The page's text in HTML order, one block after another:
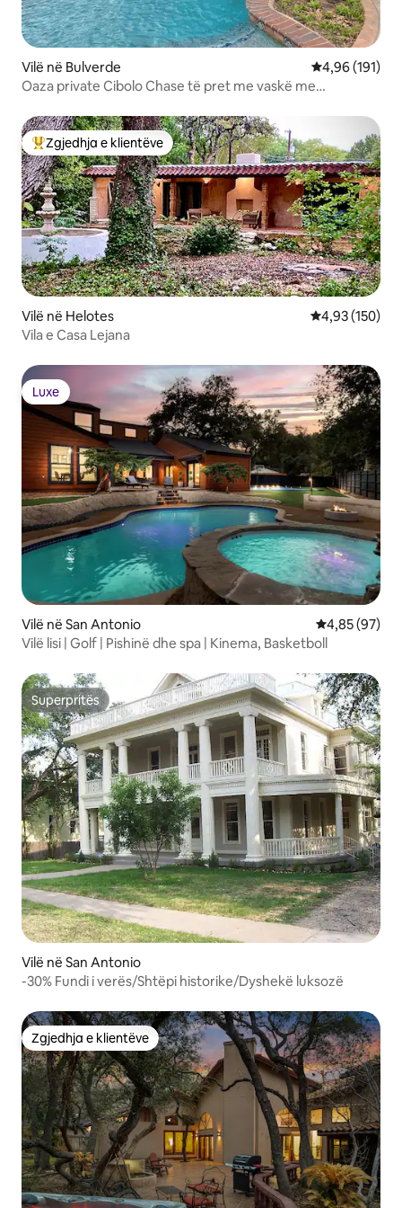
Vilë në Bulverde Vlerësimi
4,96 (191)
Oaza private Cibolo Chase të pret me vaskë me
Më të mirat e zgjedhjeve të klientëve
Zgjedhja e klientëve
Vilë në Helotes Vlerësimi
4,93 (150)
Vila e Casa Lejana
Luxe
Luxe
Vilë në San Antonio Vlerësimi
4,85 (97)
Vilë lisi | Golf | Pishinë dhe spa | Kinema, Basketboll
Superpritës
Superpritës
Vilë në San Antonio
-30% Fundi i verës/Shtëpi historike/Dyshekë luksozë
Zgjedhja e klientëve
Zgjedhja e klientëve